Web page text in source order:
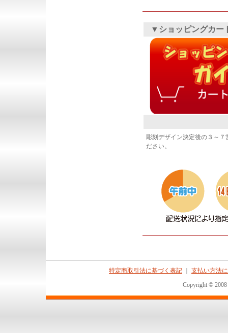
▼ショッピングカー
彫刻デザイン決定後の３～
ださい。
特定商取引法に基づく表記
支払い方法
Copyright © 2008